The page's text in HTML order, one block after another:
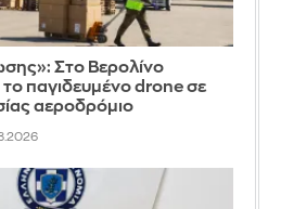
Στο Βερολίνο
παγιδευμένο drone σε
αεροδρόμιο